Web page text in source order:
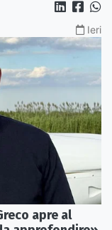
Ieri
apre al